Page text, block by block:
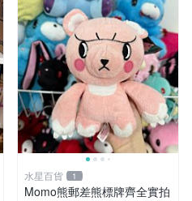
水星百貨 1
Momo熊郵差熊標牌齊全實拍